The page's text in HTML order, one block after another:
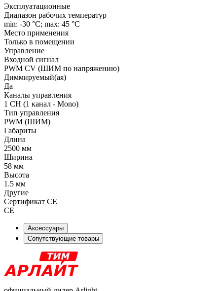
Эксплуатационные
Диапазон рабочих температур
min: -30 °C; max: 45 °C
Место применения
Только в помещении
Управление
Входной сигнал
PWM СV (ШИМ по напряжению)
Диммируемый(ая)
Да
Каналы управления
1 CH (1 канал - Mono)
Тип управления
PWM (ШИМ)
Габариты
Длина
2500 мм
Ширина
58 мм
Высота
1.5 мм
Другие
Сертификат CE
CE
Аксессуары
Сопутствующие товары